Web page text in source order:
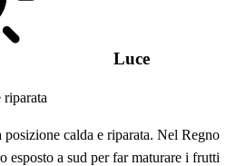
Luce
riparata
posizione calda e riparata. Nel Regno
esposto a sud per far maturare i frutti